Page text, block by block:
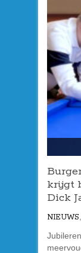
krijgt
Dick
NIEUWS